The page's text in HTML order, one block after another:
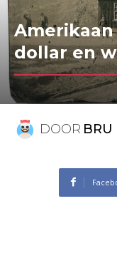
dollar en
DOOR BRU